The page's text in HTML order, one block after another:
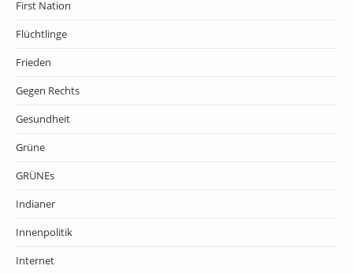
First Nation
Flüchtlinge
Frieden
Gegen Rechts
Gesundheit
Grüne
GRÜNEs
Indianer
Innenpolitik
Internet